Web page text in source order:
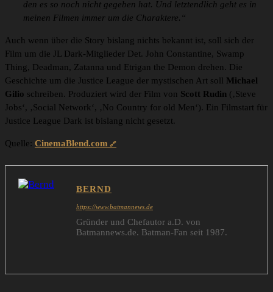
den es so noch nicht gegeben hat. Und letztendlich geht es in
meinen Filmen immer um die Charaktere.“
Auch wenn über die Story bislang nichts bekannt ist, soll sich der
Film um die JL Dark-Mitglieder Det. John Constantine, Swamp
Thing, Deadman, Zatanna und Etrigan the Demon drehen. Die
Geschichte um die Justice League der mystischen Art soll Michael
Gilio schreiben. Produziert wird der Film von Scott Rudin (‚Steve
Jobs‘, ‚Social Network‘, ‚No Country for old Men‘). Ein Filmstart für
Justice League Dark ist bislang nicht gesetzt.
Quelle: CinemaBlend.com
BERND
https://www.batmannews.de
Gründer und Chefautor a.D. von
Batmannews.de. Batman-Fan seit 1987.